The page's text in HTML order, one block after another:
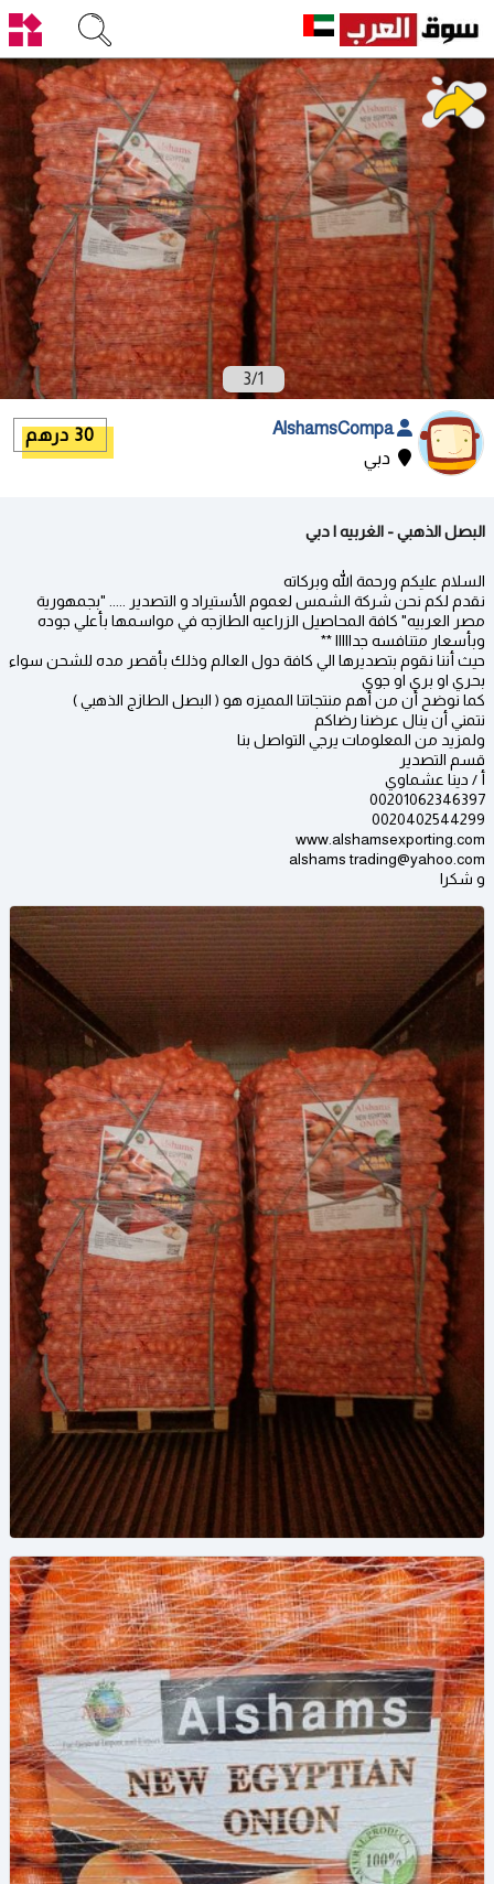
1
/
3
AlshamsCompa
دبي
30 درهم
البصل الذهبي - الغربيه | دبي
السلام عليكم ورحمة الله وبركاته
نقدم لكم نحن شركة الشمس لعموم الأستيراد و التصدير ..... "بجمهورية
مصر العربيه" كافة المحاصيل الزراعيه الطازجه في مواسمها بأعلي جوده
وبأسعار متنافسه جدااااا **
حيث أننا نقوم بتصديرها الي كافة دول العالم وذلك بأقصر مده للشحن سواء
بحري او بري او جوي
كما نوضح أن من أهم منتجاتنا المميزه هو ( البصل الطازج الذهبي )
نتمني أن ينال عرضنا رضاكم
ولمزيد من المعلومات يرجي التواصل بنا
قسم التصدير
أ / دينا عشماوي
00201062346397
0020402544299
www.alshamsexporting.com
alshams trading@yahoo.com
و شكرا